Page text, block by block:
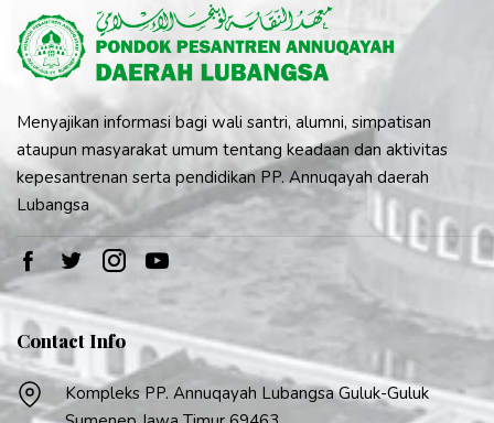
Menyajikan informasi bagi wali santri, alumni, simpatisan
ataupun masyarakat umum tentang keadaan dan aktivitas
kepesantrenan serta pendidikan PP. Annuqayah daerah
Lubangsa
Contact Info
Kompleks PP. Annuqayah Lubangsa Guluk-Guluk